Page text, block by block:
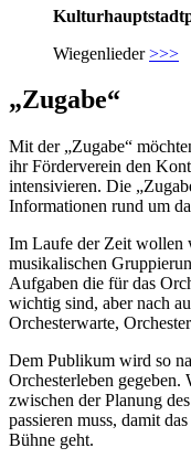
Wiegenlieder>>>
„Zugabe“
Mit der „Zugabe“
ihr Förderverein den
intensivieren. Die
Informationen rund um
Im Laufe der Zeit wollen
musikalischen
Aufgaben die für das
wichtig sind, aber nach
Orchesterwarte,
Dem Publikum wird so
Orchesterleben gegeben.
zwischen der Planung
passieren muss, damit
Bühne geht.